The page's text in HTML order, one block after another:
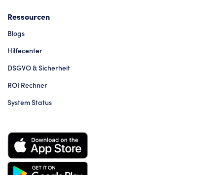
Ressourcen
Blogs
Hilfecenter
DSGVO & Sicherheit
ROI Rechner
System Status